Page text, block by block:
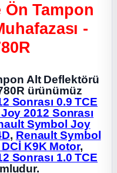
Tampon
-
Alt Deflektörü
ürünümüz
Sonrası 0.9 TCE
2012 Sonrası
Symbol Joy
, Renault Symbol
K9K Motor,
Sonrası 1.0 TCE